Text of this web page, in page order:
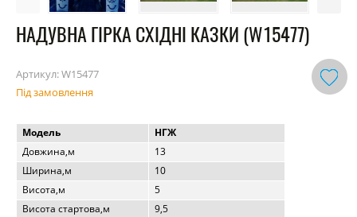
НАДУВНА ГІРКА СХІДНІ КАЗКИ (W15477)
Артикул:W15477
Під замовлення
Модель
НГЖ
Довжина,м
13
Ширина,м
10
Висота,м
5
Висота стартова,м
9,5